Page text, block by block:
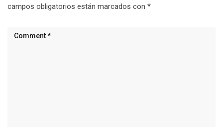
campos obligatorios están marcados con *